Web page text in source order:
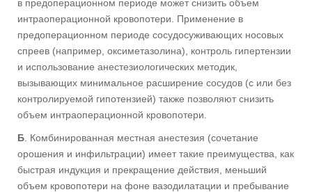
в предоперационном периоде может снизить объем
интраоперационной кровопотери. Применение в
предоперационном периоде сосудосуживающих носовых
спреев (например, оксиметазолина), контроль гипертензии
и использование анестезиологических методик,
вызывающих минимальное расширение сосудов (с или без
контролируемой гипотензией) также позволяют снизить
объем интраоперационной кровопотери.
Б . Комбинированная местная анестезия (сочетание
орошения и инфильтрации) имеет такие преимущества, как
быстрая индукция и прекращение действия, меньший
объем кровопотери на фоне вазодилатации и пребывание